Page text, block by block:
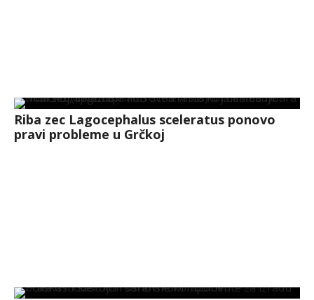
Riba zec Lagocephalus sceleratus ponovo
pravi probleme u Grčkoj